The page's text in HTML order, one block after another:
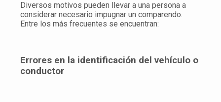
Diversos motivos pueden llevar a una persona a
considerar necesario impugnar un comparendo.
Entre los más frecuentes se encuentran:
Errores en la identificación del vehículo o
conductor